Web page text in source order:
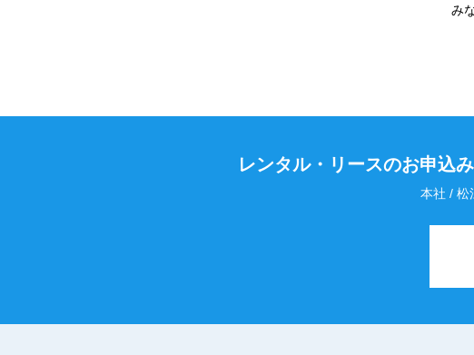
み
レンタル・リースのお申込み
本社 / 松